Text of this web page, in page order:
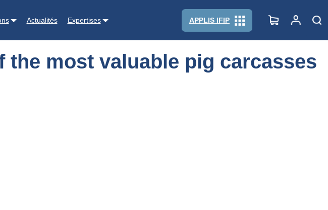
Actualités Expertises APPLIS IFIP
most valuable pig carcasses